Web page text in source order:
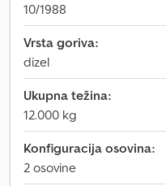
10/1988
Vrsta goriva:
dizel
Ukupna težina:
12.000 kg
Konfiguracija osovina:
2 osovine